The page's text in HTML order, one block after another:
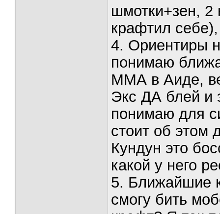
шмотки+зен, 2
крафтил
4. Ориентиры
понимаю
ММА в Аиде,
Экс ДА блей и
понимаю для
стоит об этом
Кундун это
какой у него
5. Ближайшие
смогу бить